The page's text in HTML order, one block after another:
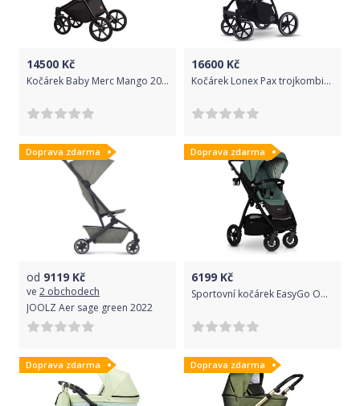
14500 Kč
Kočárek Baby Merc Mango 2020 trojkombinace s autosedačkou M/MO03/B
16600 Kč
Kočárek Lonex Pax trojkombinace Fresh
Doprava zdarma
od 9119 Kč
ve 2 obchodech
JOOLZ Aer sage green 2022
Doprava zdarma
6199 Kč
Sportovní kočárek EasyGo Optimo Air 2020 Agava
Doprava zdarma Doprava zdarma